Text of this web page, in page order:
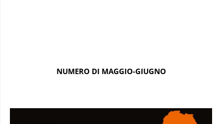
NUMERO DI MAGGIO-GIUGNO